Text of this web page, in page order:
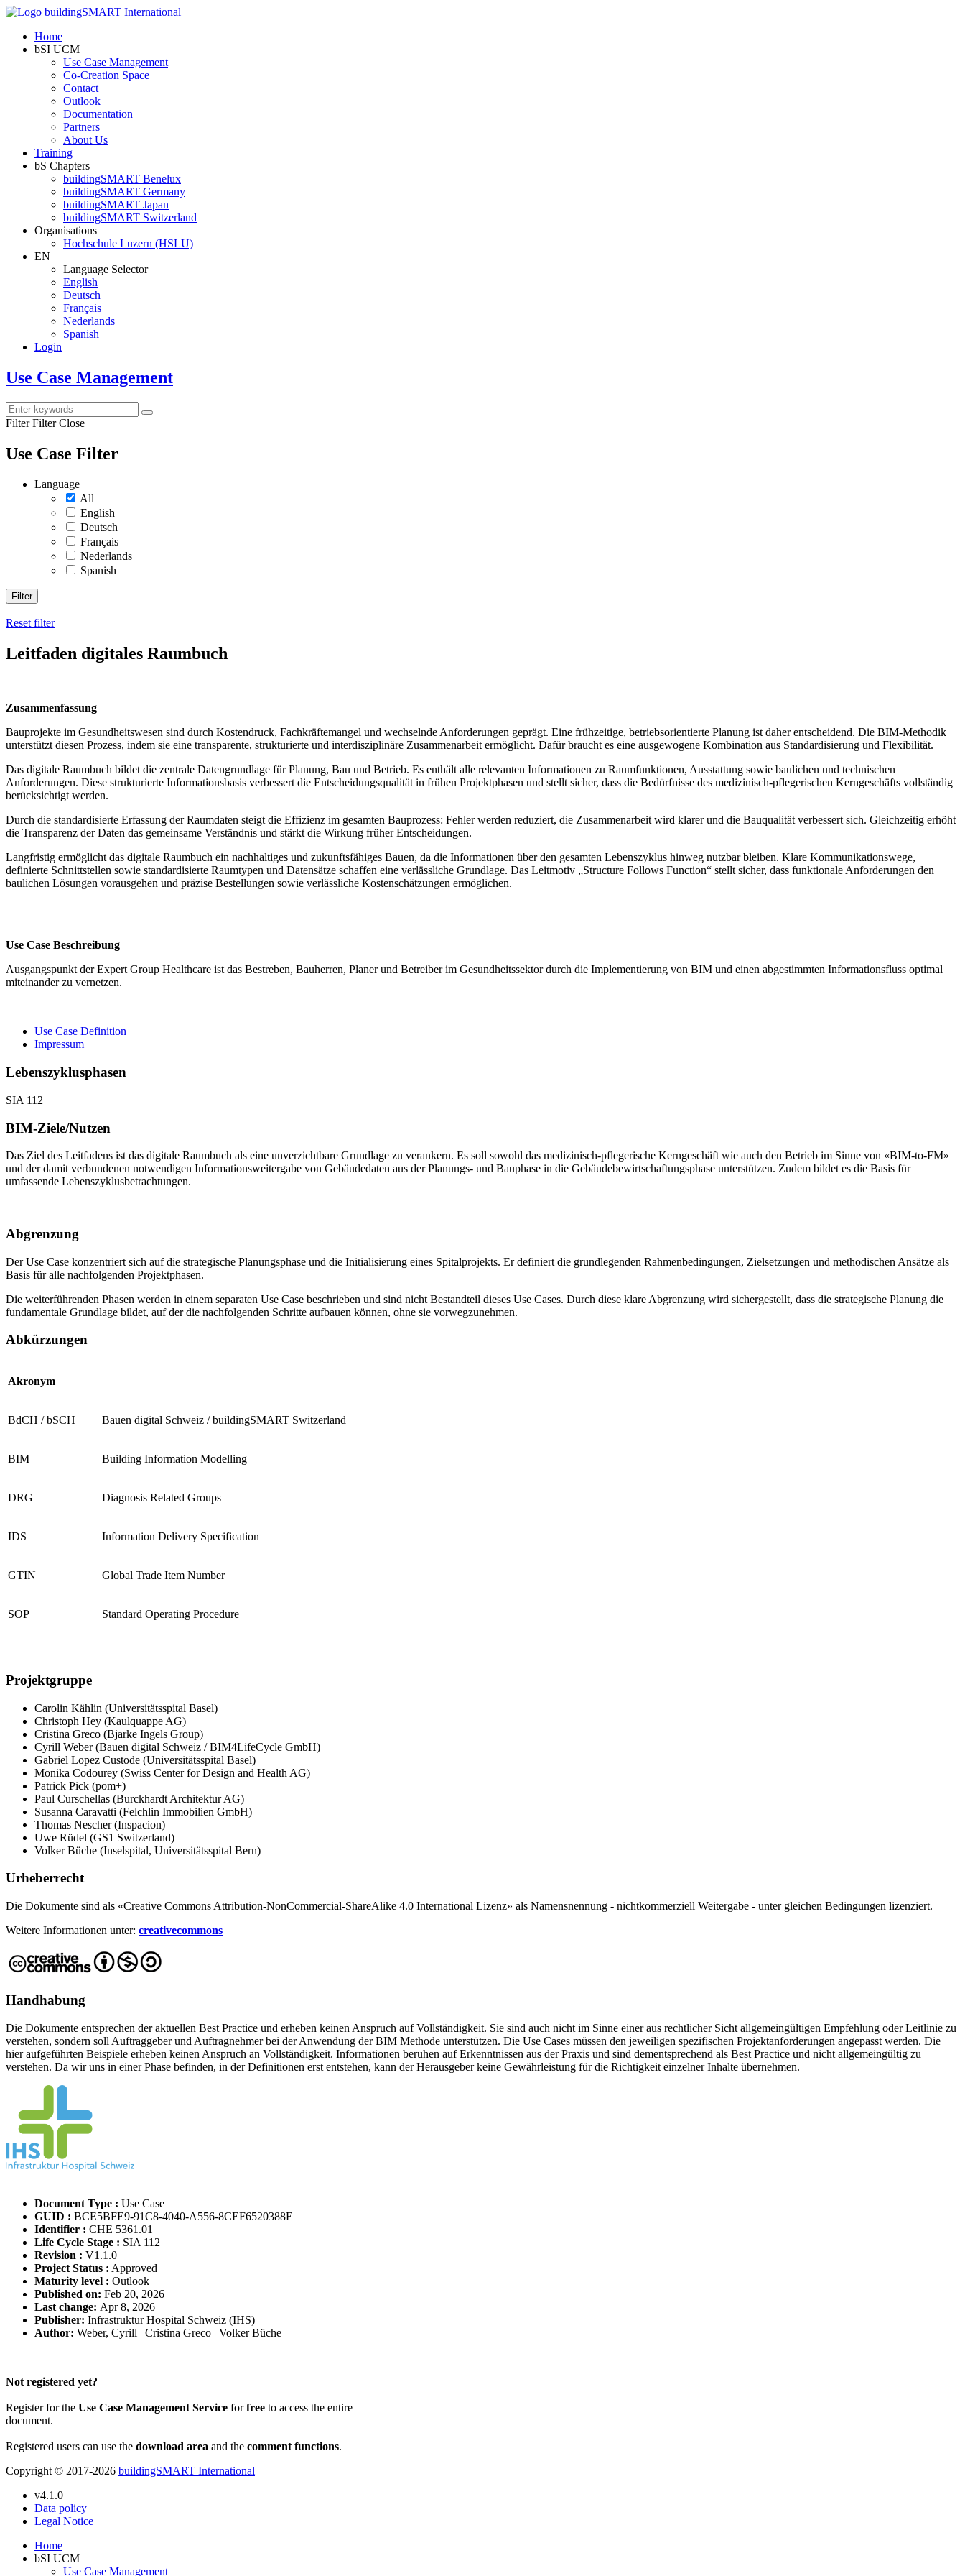
Home
bSI UCM
Use Case Management
Co-Creation Space
Contact
Outlook
Documentation
Partners
About Us
Training
bS Chapters
buildingSMART Benelux
buildingSMART Germany
buildingSMART Japan
buildingSMART Switzerland
Organisations
Hochschule Luzern (HSLU)
EN
Language Selector
English
Deutsch
Français
Nederlands
Spanish
Login
Use Case Management
Filter Filter Close
Use Case Filter
Language
All
English
Deutsch
Français
Nederlands
Spanish
Filter
Reset filter
Leitfaden digitales Raumbuch
Zusammenfassung
Bauprojekte im Gesundheitswesen sind durch Kostendruck, Fachkräftemangel und wechselnde Anforderungen geprägt. Eine frühzeitige, betriebsorientierte Planung ist daher entscheidend. Die BIM‑Methodik
unterstützt diesen Prozess, indem sie eine transparente, strukturierte und interdisziplinäre Zusammenarbeit ermöglicht. Dafür braucht es eine ausgewogene Kombination aus Standardisierung und Flexibilität.
Das digitale Raumbuch bildet die zentrale Datengrundlage für Planung, Bau und Betrieb. Es enthält alle relevanten Informationen zu Raumfunktionen, Ausstattung sowie baulichen und technischen
Anforderungen. Diese strukturierte Informationsbasis verbessert die Entscheidungsqualität in frühen Projektphasen und stellt sicher, dass die Bedürfnisse des medizinisch‑pflegerischen Kerngeschäfts vollständig
berücksichtigt werden.
Durch die standardisierte Erfassung der Raumdaten steigt die Effizienz im gesamten Bauprozess: Fehler werden reduziert, die Zusammenarbeit wird klarer und die Bauqualität verbessert sich. Gleichzeitig erhöht
die Transparenz der Daten das gemeinsame Verständnis und stärkt die Wirkung früher Entscheidungen.
Langfristig ermöglicht das digitale Raumbuch ein nachhaltiges und zukunftsfähiges Bauen, da die Informationen über den gesamten Lebenszyklus hinweg nutzbar bleiben. Klare Kommunikationswege,
definierte Schnittstellen sowie standardisierte Raumtypen und Datensätze schaffen eine verlässliche Grundlage. Das Leitmotiv „Structure Follows Function“ stellt sicher, dass funktionale Anforderungen den
baulichen Lösungen vorausgehen und präzise Bestellungen sowie verlässliche Kostenschätzungen ermöglichen.
Use Case Beschreibung
Ausgangspunkt der Expert Group Healthcare ist das Bestreben, Bauherren, Planer und Betreiber im Gesundheitssektor durch die Implementierung von BIM und einen abgestimmten Informationsfluss optimal
miteinander zu vernetzen.
Use Case Definition
Impressum
Lebenszyklusphasen
SIA 112
BIM-Ziele/Nutzen
Das Ziel des Leitfadens ist das digitale Raumbuch als eine unverzichtbare Grundlage zu verankern. Es soll sowohl das medizinisch-pflegerische Kerngeschäft wie auch den Betrieb im Sinne von «BIM-to-FM»
und der damit verbundenen notwendigen Informationsweitergabe von Gebäudedaten aus der Planungs- und Bauphase in die Gebäudebewirtschaftungsphase unterstützen. Zudem bildet es die Basis für
umfassende Lebenszyklusbetrachtungen.
Abgrenzung
Der Use Case konzentriert sich auf die strategische Planungsphase und die Initialisierung eines Spitalprojekts. Er definiert die grundlegenden Rahmenbedingungen, Zielsetzungen und methodischen Ansätze als
Basis für alle nachfolgenden Projektphasen.
Die weiterführenden Phasen werden in einem separaten Use Case beschrieben und sind nicht Bestandteil dieses Use Cases. Durch diese klare Abgrenzung wird sichergestellt, dass die strategische Planung die
fundamentale Grundlage bildet, auf der die nachfolgenden Schritte aufbauen können, ohne sie vorwegzunehmen.
Abkürzungen
Akronym
BdCH / bSCH Bauen digital Schweiz / buildingSMART Switzerland
BIM Building Information Modelling
DRG Diagnosis Related Groups
IDS Information Delivery Specification
GTIN Global Trade Item Number
SOP Standard Operating Procedure
Projektgruppe
Carolin Kählin (Universitätsspital Basel)
Christoph Hey (Kaulquappe AG)
Cristina Greco (Bjarke Ingels Group)
Cyrill Weber (Bauen digital Schweiz / BIM4LifeCycle GmbH)
Gabriel Lopez Custode (Universitätsspital Basel)
Monika Codourey (Swiss Center for Design and Health AG)
Patrick Pick (pom+)
Paul Curschellas (Burckhardt Architektur AG)
Susanna Caravatti (Felchlin Immobilien GmbH)
Thomas Nescher (Inspacion)
Uwe Rüdel (GS1 Switzerland)
Volker Büche (Inselspital, Universitätsspital Bern)
Urheberrecht
Die Dokumente sind als «Creative Commons Attribution-NonCommercial-ShareAlike 4.0 International Lizenz» als Namensnennung - nichtkommerziell Weitergabe - unter gleichen Bedingungen lizenziert.
Weitere Informationen unter: creativecommons
Handhabung
Die Dokumente entsprechen der aktuellen Best Practice und erheben keinen Anspruch auf Vollständigkeit. Sie sind auch nicht im Sinne einer aus rechtlicher Sicht allgemeingültigen Empfehlung oder Leitlinie zu
verstehen, sondern soll Auftraggeber und Auftragnehmer bei der Anwendung der BIM Methode unterstützen. Die Use Cases müssen den jeweiligen spezifischen Projektanforderungen angepasst werden. Die
hier aufgeführten Beispiele erheben keinen Anspruch an Vollständigkeit. Informationen beruhen auf Erkenntnissen aus der Praxis und sind dementsprechend als Best Practice und nicht allgemeingültig zu
verstehen. Da wir uns in einer Phase befinden, in der Definitionen erst entstehen, kann der Herausgeber keine Gewährleistung für die Richtigkeit einzelner Inhalte übernehmen.
Document Type : Use Case
GUID : BCE5BFE9-91C8-4040-A556-8CEF6520388E
Identifier : CHE 5361.01
Life Cycle Stage : SIA 112
Revision : V1.1.0
Project Status : Approved
Maturity level : Outlook
Published on: Feb 20, 2026
Last change: Apr 8, 2026
Publisher: Infrastruktur Hospital Schweiz (IHS)
Author: Weber, Cyrill | Cristina Greco | Volker Büche
Not registered yet?
Register for the Use Case Management Service forfree to access the entire
document.
Registered users can use the download area and the comment functions.
Copyright © 2017-2026 buildingSMART International
v4.1.0
Data policy
Legal Notice
Home
bSI UCM
Use Case Management